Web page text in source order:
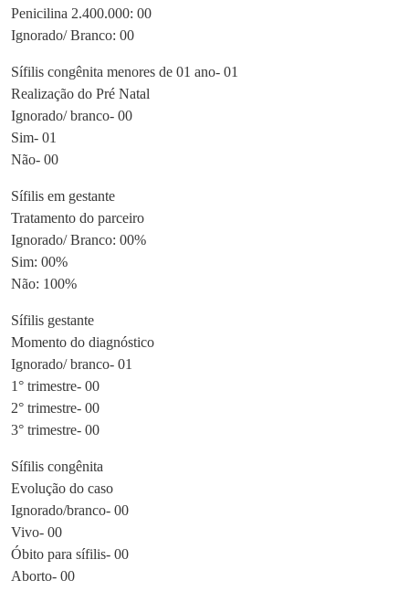
Penicilina 2.400.000: 00
Ignorado/ Branco: 00
Sífilis congênita menores de 01 ano- 01
Realização do Pré Natal
Ignorado/ branco- 00
Sim- 01
Não- 00
Sífilis em gestante
Tratamento do parceiro
Ignorado/ Branco: 00%
Sim: 00%
Não: 100%
Sífilis gestante
Momento do diagnóstico
Ignorado/ branco- 01
1° trimestre- 00
2° trimestre- 00
3° trimestre- 00
Sífilis congênita
Evolução do caso
Ignorado/branco- 00
Vivo- 00
Óbito para sífilis- 00
Aborto- 00